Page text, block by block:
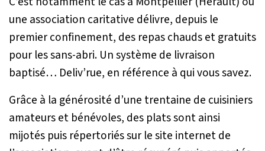
une association caritative délivre, depuis le
premier confinement, des repas chauds et gratuits
pour les sans-abri. Un système de livraison
baptisé… Deliv’rue, en référence à qui vous savez.
Grâce à la générosité d’une trentaine de cuisiniers
amateurs et bénévoles, des plats sont ainsi
mijotés puis répertoriés sur le site internet de